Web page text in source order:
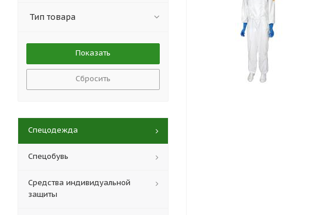
Тип товара
Сбросить
Спецодежда
Спецобувь
Средства индивидуальной
защиты